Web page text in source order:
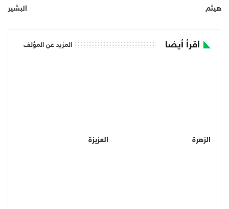
هيثم البشير
اقرأ أيضا المزيد عن المؤلف
الزهرة العزيزة